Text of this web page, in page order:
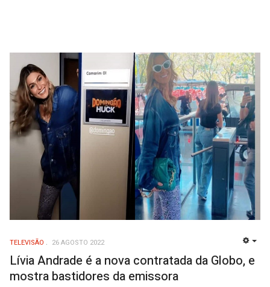
TELEVISÃO 26 AGOSTO 2022
Lívia Andrade é a nova contratada da Globo, e
mostra bastidores da emissora